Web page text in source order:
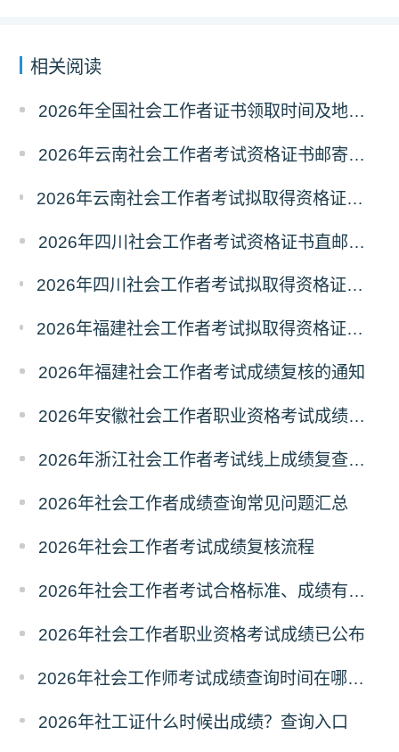
相关阅读
2026年全国社会工作者证书领取时间及地点汇总
2026年云南社会工作者考试资格证书邮寄领取的通知
2026年云南社会工作者考试拟取得资格证书人员使用告知承诺制情况的公示
2026年四川社会工作者考试资格证书直邮领取的通知
2026年四川社会工作者考试拟取得资格证书相关人员承诺情况的公示
2026年福建社会工作者考试拟取得资格证书相关人员承诺情况的公示
2026年福建社会工作者考试成绩复核的通知
2026年安徽社会工作者职业资格考试成绩复查的通知
2026年浙江社会工作者考试线上成绩复查申请的通知
2026年社会工作者成绩查询常见问题汇总
2026年社会工作者考试成绩复核流程
2026年社会工作者考试合格标准、成绩有效期
2026年社会工作者职业资格考试成绩已公布
2026年社会工作师考试成绩查询时间在哪天？历年成绩查询时间
2026年社工证什么时候出成绩？查询入口